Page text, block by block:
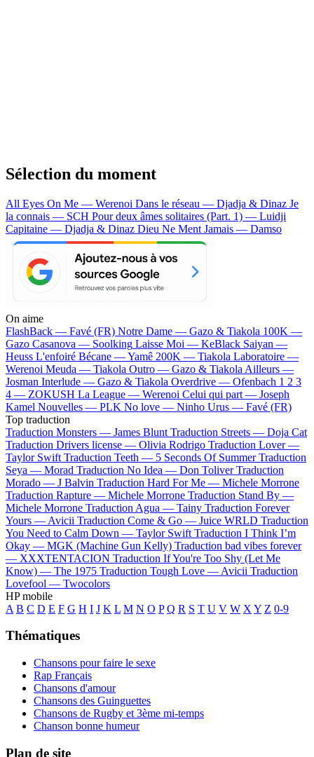
Sélection du moment
All Eyes On Me — Werenoi Dans le réseau — Djadja & Dinaz Je
la connais — SCH Pour deux âmes solitaires (Part. 1) — Luidji
Capitaine — Djadja & Dinaz Dieu Ne Ment Jamais — Damso
On aime
FlashBack — Favé (FR) Notre Dame — Gazo & Tiakola 100K —
Gazo Casanova — Soolking Laisse Moi — KeBlack Saiyan —
Heuss L'enfoiré Bécane —Yamê 200K — Tiakola Laboratoire —
Werenoi Meuda — Tiakola Outro — Gazo & Tiakola Ailleurs —
Josman Interlude — Gazo & Tiakola Overdrive — Ofenbach 1 2 3
4 — ZOKUSH La League — Werenoi Celui qui part — Joseph
Kamel Nouvelles — PLK No love — Ninho Urus — Favé (FR)
Top traduction
Traduction Monsters — James Blunt Traduction Streets — Doja Cat
Traduction Drivers license — Olivia Rodrigo Traduction Lover —
Taylor Swift Traduction Teeth — 5 Seconds Of Summer Traduction
Seya — Morad Traduction No Idea — Don Toliver Traduction
Morado — J Balvin Traduction Hard For Me — Michele Morrone
Traduction Rapture — Michele Morrone Traduction Stand By —
Michele Morrone Traduction Agua — Tainy Traduction Forever
Yours — Avicii Traduction Come & Go — Juice WRLD Traduction
You Need to Calm Down — Taylor Swift Traduction I Think I’m
Okay — MGK (Machine Gun Kelly) Traduction bad vibes forever
— XXXTENTACION Traduction If You're Too Shy (Let Me
Know) — The 1975 Traduction Tough Love — Avicii Traduction
Lovefool — Twocolors
HP mobile
A B C D E F G H I J K L M N O P Q R S T U V W X Y Z 0-9
Thématiques
Chansons pour faire le sexe
Rap Français
Chansons d'amour
Chansons des Guinguettes
Chansons de Rugby et 3ème mi-temps
Chanson bonne humeur
Plan de site